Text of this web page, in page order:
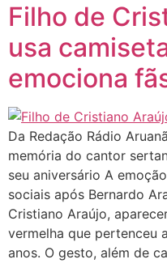
Filho de
usa
emociona
Da Redação Rádio
memória do cantor
seu aniversário A
sociais após Bernardo
Cristiano Araújo,
vermelha que pertenceu
anos. O gesto, além de